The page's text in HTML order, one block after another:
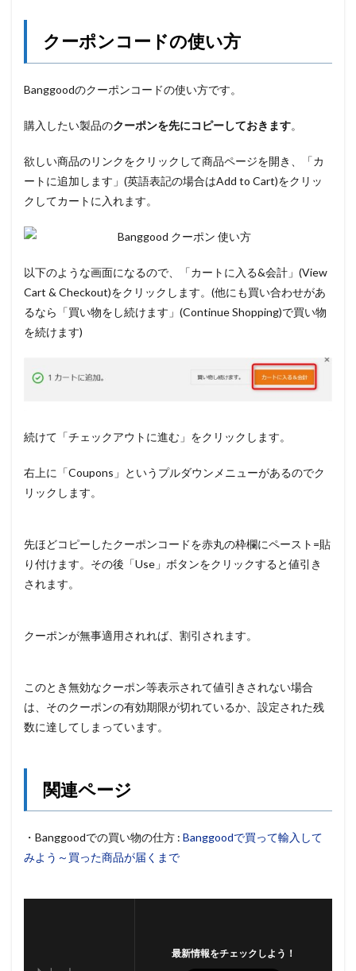
クーポンコードの使い方
Banggoodのクーポンコードの使い方です。
購入したい製品のクーポンを先にコピーしておきます。
欲しい商品のリンクをクリックして商品ページを開き、「カ
ートに追加します」(英語表記の場合はAdd to Cart)をクリッ
クしてカートに入れます。
以下のような画面になるので、「カートに入る&会計」(View
Cart & Checkout)をクリックします。(他にも買い合わせがあ
るなら「買い物をし続けます」(Continue Shopping)で買い物
を続けます)
続けて「チェックアウトに進む」をクリックします。
右上に「Coupons」というプルダウンメニューがあるのでク
リックします。
先ほどコピーしたクーポンコードを赤丸の枠欄にペースト=貼
り付けます。その後「Use」ボタンをクリックすると値引き
されます。
クーポンが無事適用されれば、割引されます。
このとき無効なクーポン等表示されて値引きされない場合
は、そのクーポンの有効期限が切れているか、設定された残
数に達してしまっています。
関連ページ
・Banggoodでの買い物の仕方 : Banggoodで買って輸入して
みよう～買った商品が届くまで
最新情報をチェックしよう！